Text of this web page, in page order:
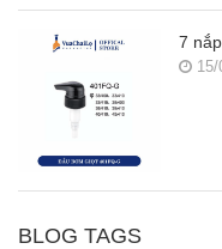
7
15/
BLOG TAGS